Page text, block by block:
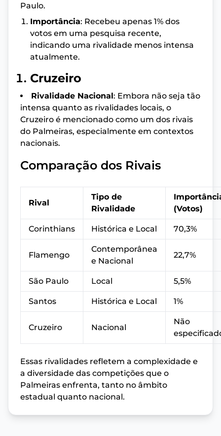
Paulo.
Importância: Recebeu apenas 1% dos
votos em uma pesquisa recente,
indicando uma rivalidade menos intensa
atualmente.
Cruzeiro
Rivalidade Nacional: Embora não seja tão
intensa quanto as rivalidades locais, o
Cruzeiro é mencionado como um dos rivais
do Palmeiras, especialmente em contextos
nacionais.
Comparação dos Rivais
Rival
Tipo de
Rivalidade
(Votos)
Corinthians Histórica e Local 70,3%
Flamengo
Contemporânea
e Nacional
22,7%
São Paulo Local 5,5%
Santos Histórica e Local 1%
Cruzeiro Nacional
Não
Essas rivalidades refletem a complexidade e
a diversidade das competições que o
Palmeiras enfrenta, tanto no âmbito
estadual quanto nacional.